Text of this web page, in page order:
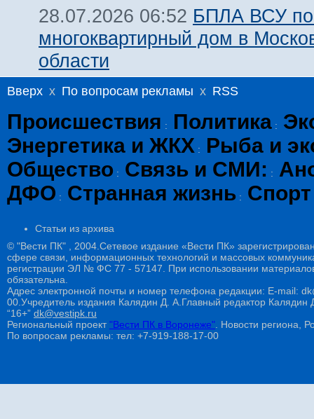
28.07.2026 06:52 БПЛА ВСУ
многоквартирный дом в
области
Вверх x По вопросам рекламы x RSS
Происшествия : Политика :
Энергетика и ЖКХ :
Рыба и
Общество : Связь и СМИ: :
ДФО : Странная жизнь : Спорт
Статьи из архива
© "Вести ПК" , 2004.Сетевое издание «Вести ПК»
сфере связи, информационных технологий и массовых
регистрации ЭЛ № ФС 77 - 57147. При использовании
обязательна.
Адрес электронной почты и номер телефона редакции: E-mail:
00.Учредитель издания Калядин Д. А.Главный редактор
“16+” dk@vestipk.ru
Региональный проект"Вести ПК в Воронеже" . Новости региона,
По вопросам рекламы: тел: +7-919-188-17-00